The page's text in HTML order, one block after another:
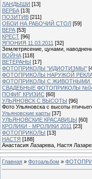
ЛАНДЫШИ [13]
ВЕРБА [13]
ПОЗИТИВ [211]
ОБОИ НА РАБОЧИЙ СТОЛ [59]
ВЕРА [53]
КРЕСТ [96]
ЯПОНИЯ 11.03.2011 [32]
Землетрясение, цунами,
ВОЙНА [118]
ВЕТЕРАНЫ [17]
ФОТОПРИКОЛЫ "ИДИОТИЗМЫ"
ФОТОПРИКОЛЫ НАРУЖОЙ
ФОТОПРИКОЛЫ С ЖИВОТНЫМИ
СВАДЕБНЫЕ ФОТОПРИКОЛЫ
ПОФИГ КРИЗИС [60]
УЛЬЯНОВСК С ВЫСОТЫ [96]
Фото Ульяновска с высоты
Ульяновские карты [37]
УЛЬЯНОВСКИЕ КРАСАВИЦЫ [60]
КРОЛИКИ - МРОЛИКИ 2011 [23]
ФОТОПРИКОЛЫ [13]
НАСТЯ [188]
Анастасия Лазарева, Настя
Главная » Фотоальбом »